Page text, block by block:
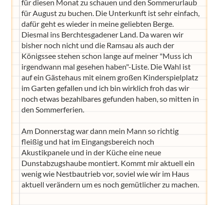
für diesen Monat zu schauen und den Sommerurlaub
für August zu buchen. Die Unterkunft ist sehr einfach,
dafür geht es wieder in meine geliebten Berge.
Diesmal ins Berchtesgadener Land. Da waren wir
bisher noch nicht und die Ramsau als auch der
Königssee stehen schon lange auf meiner "Muss ich
irgendwann mal gesehen haben"-Liste. Die Wahl ist
auf ein Gästehaus mit einem großen Kinderspielplatz
im Garten gefallen und ich bin wirklich froh das wir
noch etwas bezahlbares gefunden haben, so mitten in
den Sommerferien.
Am Donnerstag war dann mein Mann so richtig
fleißig und hat im Eingangsbereich noch
Akustikpanele und in der Küche eine neue
Dunstabzugshaube montiert. Kommt mir aktuell ein
wenig wie Nestbautrieb vor, soviel wie wir im Haus
aktuell verändern um es noch gemütlicher zu machen.